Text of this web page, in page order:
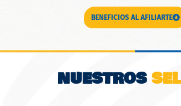
BENEFICIOS AL AFILIARTE
NUESTROS